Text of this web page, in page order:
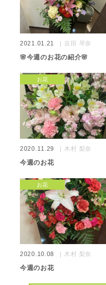
2021.01.21 吉田 琴奈
🌸今週のお花の紹介🌸
お花
2020.11.29 木村 梨奈
今週のお花
お花
2020.10.08 木村 梨奈
今週のお花